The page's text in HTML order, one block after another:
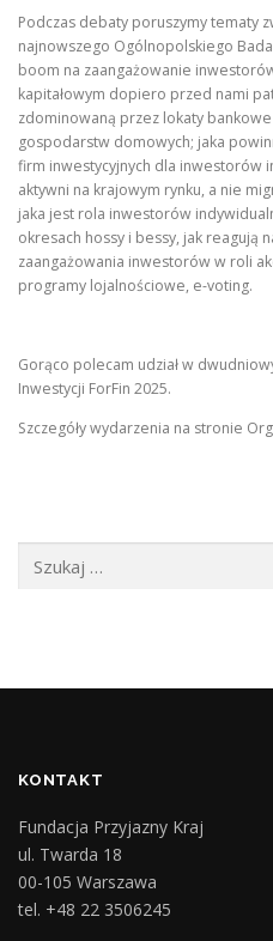
Podczas debaty poruszymy tematy
najnowszego Ogólnopolskiego
boom na zaangażowanie
kapitałowym dopiero przed nami
zdominowaną przez lokaty
gospodarstw domowych; jaka
firm inwestycyjnych dla inwestorów
aktywni na krajowym rynku, a nie
jaka jest rola inwestorów
okresach hossy i bessy, jak reagują
zaangażowania inwestorów w roli
programy lojalnościowe, e-voting.
Gorąco polecam udział w
Inwestycji ForFin 2025.
Szczegóły wydarzenia na stronie
KONTAKT
Fundacja Przyjazny Kraj
ul. Twarda 18
00-105 Warszawa
tel. +48 22 3506245